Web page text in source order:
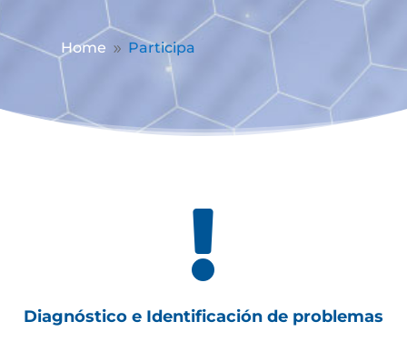
Home 9 Participa

Diagnóstico e Identificación de problemas